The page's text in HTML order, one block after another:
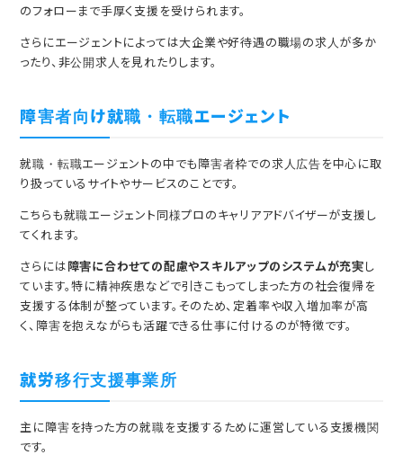
のフォローまで手厚く支援を受けられます。
さらにエージェントによっては大企業や好待遇の職場の求人が多か
ったり、非公開求人を見れたりします。
障害者向け就職・転職エージェント
就職・転職エージェントの中でも障害者枠での求人広告を中心に取
り扱っているサイトやサービスのことです。
こちらも就職エージェント同様プロのキャリアアドバイザーが支援し
てくれます。
さらには 障害に合わせての配慮やスキルアップのシステムが充実 し
ています。特に精神疾患などで引きこもってしまった方の社会復帰を
支援する体制が整っています。そのため、定着率や収入増加率が高
く、障害を抱えながらも活躍できる仕事に付けるのが特徴です。
就労移行支援事業所
主に障害を持った方の就職を支援するために運営している支援機関
です。